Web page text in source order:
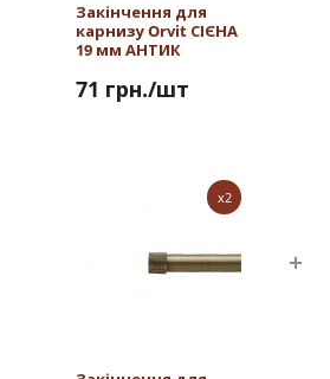
Закінчення для
карнизу Orvit СІЄНА
19 мм АНТИК
71 грн./шт
x2